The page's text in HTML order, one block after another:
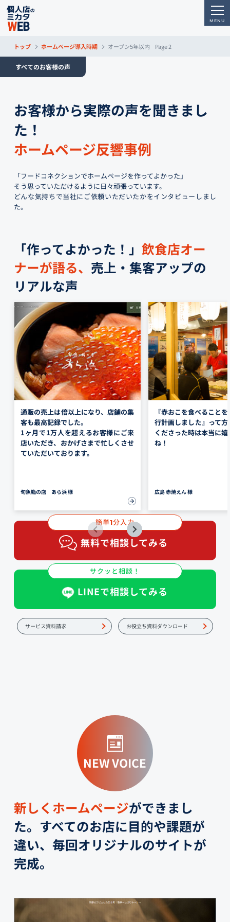
トップ ホームページ導入時期 オープン5年以内 Page 2
すべてのお客様の声
お客様から実際の声を聞きまし
た！
ホームページ反響事例
「フードコネクションでホームページを作ってよかった」
そう思っていただけるように日々頑張っています。
どんな気持ちで当社にご依頼いただいたかをインタビューしまし
た。
「作ってよかった！」 飲食店オー
ナーが語る、 売上・集客アップの
リアルな声
通販の売上は倍以上になり、店舗の集
客も最高記録でした。
1ヶ月で1万人を超えるお客様にご来
店いただき、おかげさまで忙しくさせ
ていただいております。
旬魚鮨の店 あら浜 様
『赤おこを食べること
行計画しました』って
くださった時は本当に
ね！
広島 赤焼えん 様
簡単1分入力
無料で相談してみる
サクッと相談！
LINEで相談してみる
サービス資料請求 お役立ち資料ダウンロード
NEW VOICE
新しくホームページができまし
た。すべてのお店に目的や課題が
違い、毎回オリジナルのサイトが
完成。